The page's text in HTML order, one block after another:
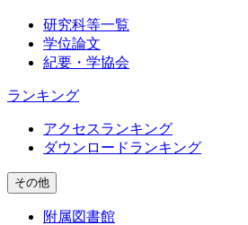
研究科等一覧
学位論文
紀要・学協会
ランキング
アクセスランキング
ダウンロードランキング
その他
附属図書館